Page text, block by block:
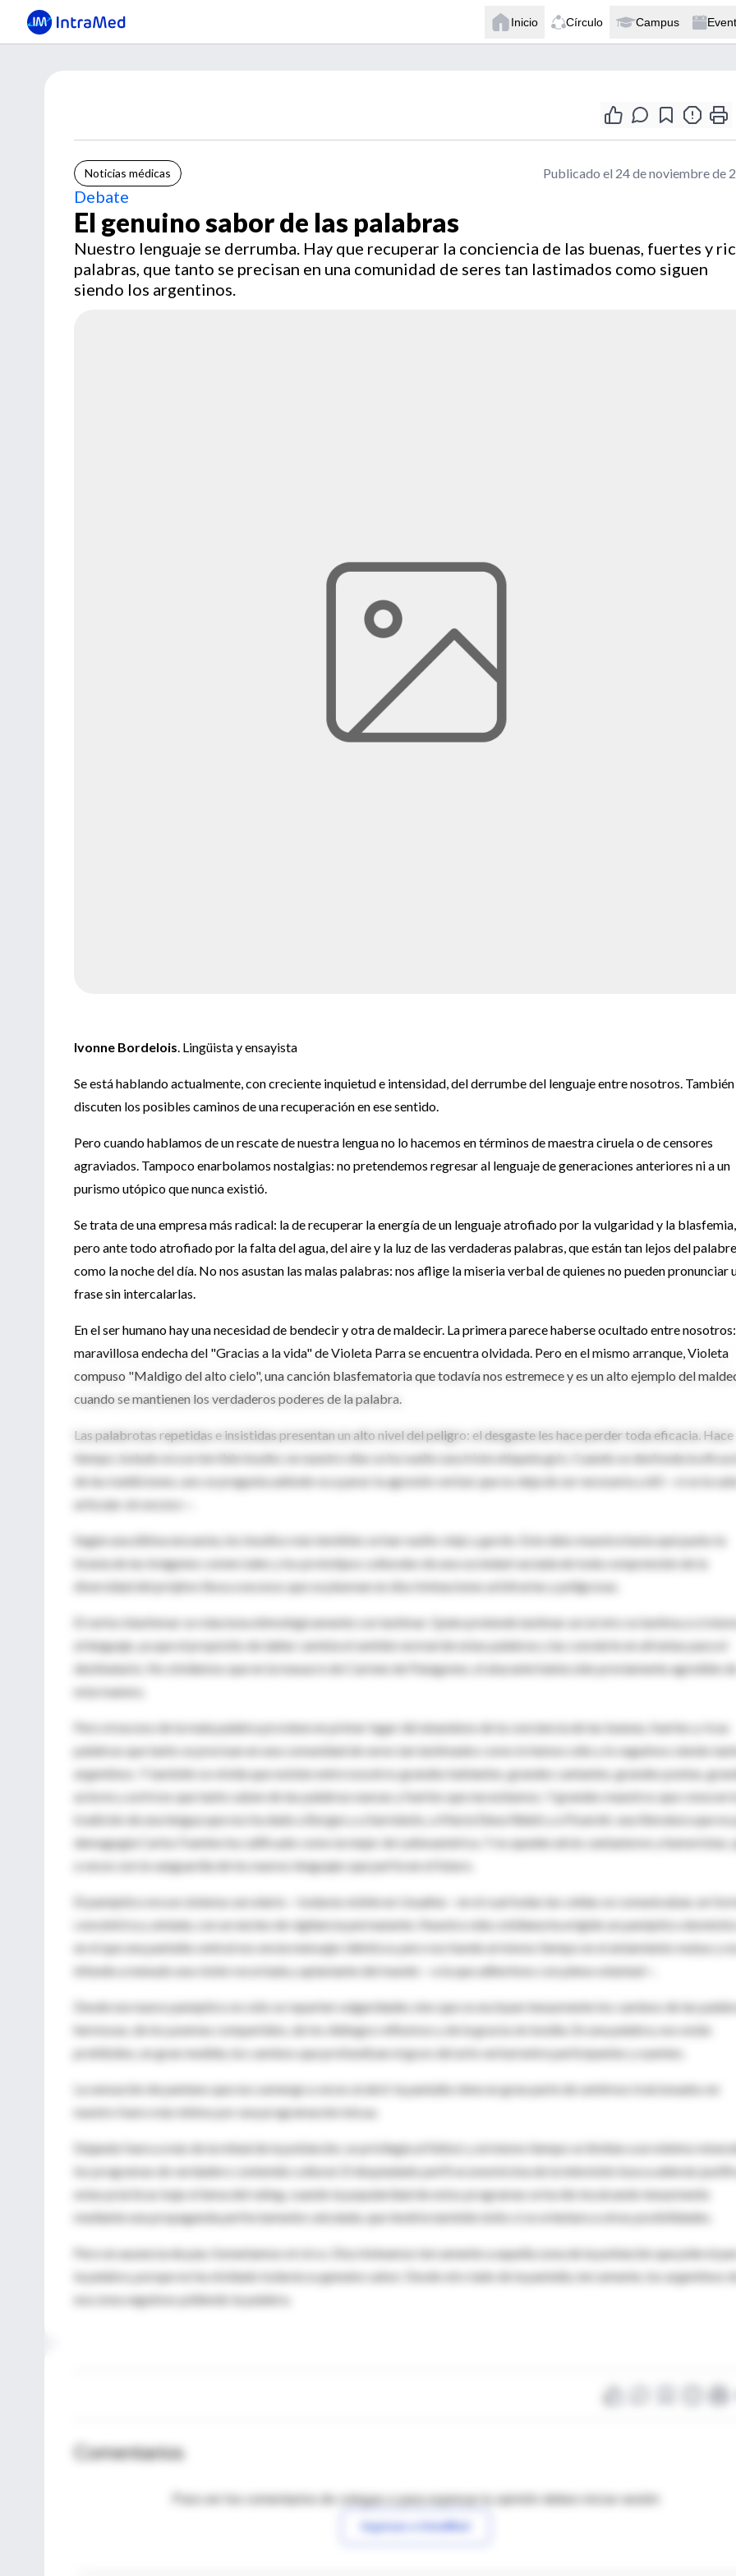
Inicio Círculo Campus
Noticias médicas Publicado el 24 de noviembre de
Debate
El genuino sabor de las palabras
Nuestro lenguaje se derrumba. Hay que recuperar la conciencia de las buenas, fuertes y
palabras, que tanto se precisan en una comunidad de seres tan lastimados como siguen
siendo los argentinos.
Ivonne Bordelois . Lingüista y ensayista
Se está hablando actualmente, con creciente inquietud e intensidad, del derrumbe del lenguaje entre nosotros. También
discuten los posibles caminos de una recuperación en ese sentido.
Pero cuando hablamos de un rescate de nuestra lengua no lo hacemos en términos de maestra ciruela o de censores
agraviados. Tampoco enarbolamos nostalgias: no pretendemos regresar al lenguaje de generaciones anteriores ni a un
purismo utópico que nunca existió.
Se trata de una empresa más radical: la de recuperar la energía de un lenguaje atrofiado por la vulgaridad y la blasfemia,
pero ante todo atrofiado por la falta del agua, del aire y la luz de las verdaderas palabras, que están tan lejos del
como la noche del día. No nos asustan las malas palabras: nos aflige la miseria verbal de quienes no pueden pronunciar
frase sin intercalarlas.
En el ser humano hay una necesidad de bendecir y otra de maldecir. La primera parece haberse ocultado entre
maravillosa endecha del "Gracias a la vida" de Violeta Parra se encuentra olvidada. Pero en el mismo arranque, Violeta
compuso "Maldigo del alto cielo", una canción blasfematoria que todavía nos estremece y es un alto ejemplo del
cuando se mantienen los verdaderos poderes de la palabra.
Las palabrotas repetidas e insistidas presentan un alto nivel del peligro: el desgaste les hace perder toda eficacia. Hace
tiempo, boludo era un terrible insulto; en nuestro días se ha vuelto una triste etiqueta gris. Cuando se desfonda la
de las maldiciones, uno se pregunta adónde va a parar la agresión verbal, que no deja de ser necesaria y útil —si se la
articular sin exceso—.
Según una última encuesta, los insultos más temibles se han vuelto viejo y gordo. Este dato muestra hasta qué punto la
tiranía de las imágenes comerciales y los prototipos culturales de una sociedad vaciada de toda comprensión de la
diversidad del prójimo lleva a excesos que se plasman en discriminaciones arbitrarias y peligrosas.
El verbo blasfemar se relaciona etimológicamente con lastimar. Quien pretende lastimar así al otro se lastima a sí
al lenguaje, ya que el propósito de dañar cambia el sentido normal de estas palabras y las convierte en afrentas para el
destinatario. No olvidemos que en la masacre de Carmen de Patagones, el atacante había sido previamente agredido
esta manera.
Pero el exceso de la mala palabra proviene en primer lugar del abandono de la conciencia de las buenas, fuertes y ricas
palabras que tanto se precisan en una comunidad de seres tan lastimados como lo hemos sido y lo seguimos siendo
argentinos. Y también se olvida que existen entre nosotros grandes hablantes, grandes cantantes, grandes poetas,
actores y actrices que tanto saben de las palabras nuevas y fuertes que necesitamos. Y grandes maestros que conocen
tradición de una lengua que nos ha dado a Borges y a Sarmiento, a María Elena Walsh y a Pizarnik: una literatura que no
demagogia Carlos Fuentes ha calificado como la mejor de Latinoamérica. Y no queden atrás cantautores y humoristas,
a veces son la vanguardia de los nuevos lenguajes que perforan el futuro.
El panóptico era un sistema carcelario —todavía visible en Usuahia— en el cual todas las celdas se comunicaban, en
concéntrica y aislada, con un núcleo de vigilancia permanente. Nuestra vida cotidiana ha erigido un panóptico
en el que una pantalla central nos envía mensajes idénticos pero nos hunde al mismo tiempo en el aislamiento mutuo y
infunde a menudo una visión recortada y aplastante del mundo —a la que adherimos con plena voluntad—.
Desde ese nuevo panóptico no sólo se reparten vulgaridades sino que se excluyen tenazmente los caminos de las
hermosas, de los poemas compartidos, de los diálogos reflexivos y de la gracia sin insidia. En una palabra, nos están
prohibidos, en gran medida, los caminos que profundizan el gozo del arte verbal entre participantes y oyentes.
La sensación de pantano que nos sumerge a veces al abrir la pantalla viene en gran parte de sentirnos traicionados en
nuestro fuero más íntimo por una programación inícua.
Dejando fuera a más de la mitad de la población, se privilegia al fútbol, y al mismo tiempo se limitan a un mínimo
los programas de verdadero contenido cultural. El despiadado perfil economicista de la televisión busca además
estas prácticas bajo el lema del rating, cuando la popularidad de estos programas se ha ido inculcando tenazmente
mediante una propaganda perfectamente calculada, que tendría también éxito si se orientara a otras posibilidades.
Pero en ausencia de pan, fomentamos el circo. Discriminamos tercamente a aquella zona de la población que pide el
la palabra, porque no ha olvidado todavía su genuino sabor. Desde otro lado de la pantalla, tercamente, los argentinos
esa zona seguimos pidiendo la palabra.
Comentarios
Para ver los comentarios de colegas o para expresar tu opinión debes iniciar sesión
Ingresar a IntraMed